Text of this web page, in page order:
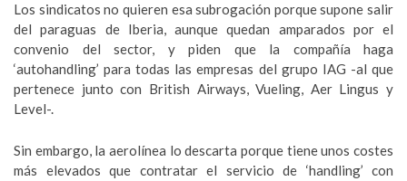
Los sindicatos no quieren esa subrogación porque supone salir
del paraguas de Iberia, aunque quedan amparados por el
convenio del sector, y piden que la compañía haga
‘autohandling’ para todas las empresas del grupo IAG -al que
pertenece junto con British Airways, Vueling, Aer Lingus y
Level-.
Sin embargo, la aerolínea lo descarta porque tiene unos costes
más elevados que contratar el servicio de ‘handling’ con